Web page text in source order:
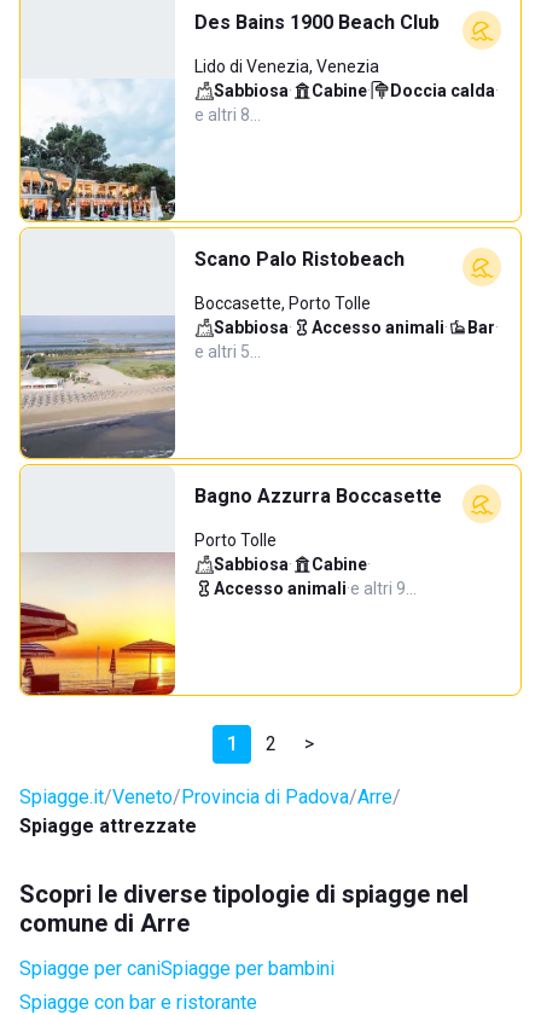
Des Bains 1900 Beach Club
Lido di Venezia, Venezia
Sabbiosa· Cabine· Doccia calda·
e altri 8…
Scano Palo Ristobeach
Boccasette, Porto Tolle
Sabbiosa· Accesso animali· Bar·
e altri 5…
Bagno Azzurra Boccasette
Porto Tolle
Sabbiosa· Cabine·
Accesso animali·e altri 9…
1 2 >
Spiagge.it Veneto Provincia di Padova Arre
Spiagge attrezzate
Scopri le diverse tipologie di spiagge nel
comune di Arre
Spiagge per caniSpiagge per bambini
Spiagge con bar e ristorante